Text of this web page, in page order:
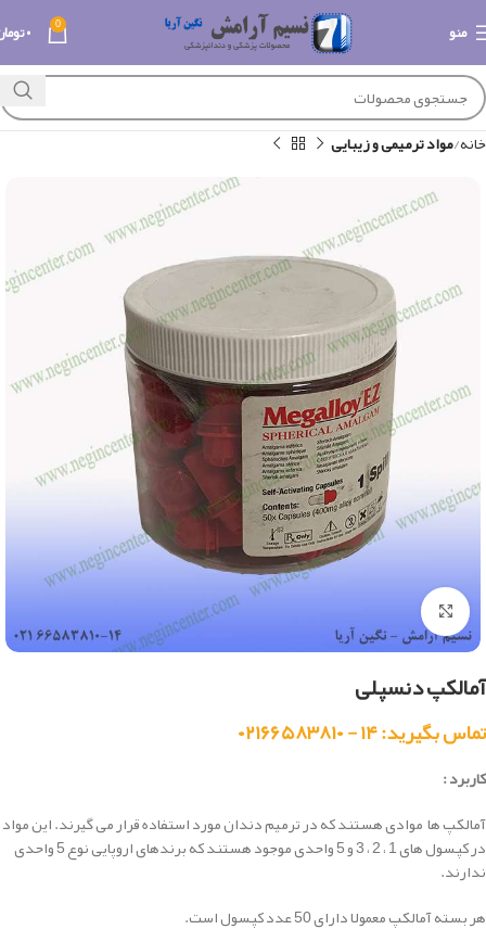
منو 0 ۰
خانه مواد ترمیمی و زیبایی
بزرگنمایی تصویر
آمالکپ دنسپلی
تماس بگیرید: ۱۴ - ۰۲۱۶۶۵۸۳۸۱۰
کاربرد :
آمالکپ ها موادی هستند که در ترمیم دندان مورد استفاده قرار می گیرند. این مواد
در کپسول های 1 ، 2 ، 3 و 5 واحدی موجود هستند که برندهای اروپایی نوع 5 واحدی
ندارند.
هر بسته آمالکپ معمولا دارای 50 عدد کپسول است.